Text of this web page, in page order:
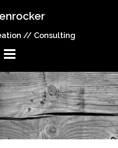
// Consulting